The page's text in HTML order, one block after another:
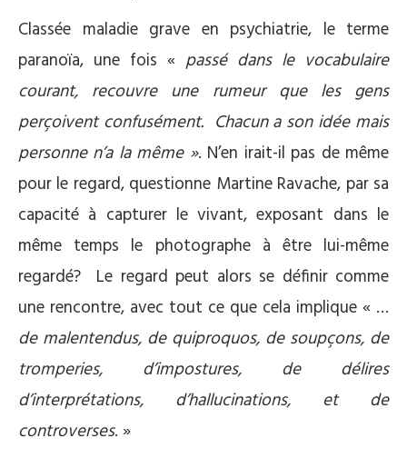
Classée maladie grave en psychiatrie, le terme
paranoïa, une fois « passé dans le vocabulaire
courant, recouvre une rumeur que les gens
perçoivent confusément. Chacun a son idée mais
personne n’a la même ». N’en irait-il pas de même
pour le regard, questionne Martine Ravache, par sa
capacité à capturer le vivant, exposant dans le
même temps le photographe à être lui-même
regardé? Le regard peut alors se définir comme
une rencontre, avec tout ce que cela implique « …
de malentendus, de quiproquos, de soupçons, de
tromperies, d’impostures, de délires
d’interprétations, d’hallucinations, et de
controverses. »